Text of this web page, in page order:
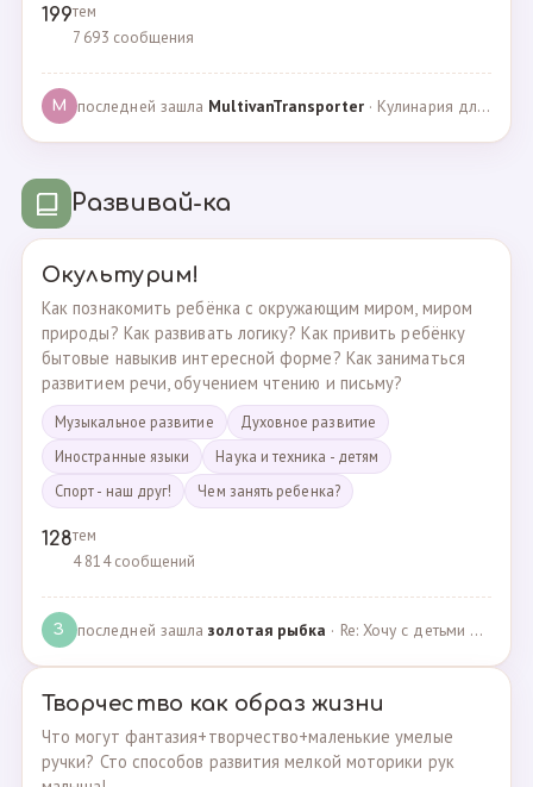
199тем
7 693 сообщения
M последней зашла MultivanTransporter· Кулинария для более старших · 24.10.2024
Развивай-ка
Окультурим!
Как познакомить ребёнка с окружающим миром, миром
природы? Как развивать логику? Как привить ребёнку
бытовые навыкив интересной форме? Как заниматься
развитием речи, обучением чтению и письму?
Музыкальное развитие
Духовное развитие
Иностранные языки
Наука и техника - детям
Спорт - наш друг!
Чем занять ребенка?
128тем
4 814 сообщений
З последней зашлазолотая рыбка · Re: Хочу с детьми поехать на следующей неделе в Сан… · 19.05.2024
Творчество как образ жизни
Что могут фантазия+творчество+маленькие умелые
ручки? Сто способов развития мелкой моторики рук